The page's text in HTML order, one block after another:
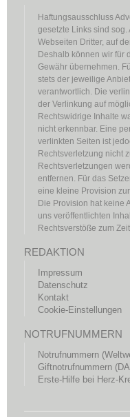
Haftungsausschluss
gesetzte Links sind
Webseiten Dritter, auf
Deshalb können wir für
Gewähr übernehmen.
stets der jeweilige
verantwortlich. Die
der Verlinkung auf
Rechtswidrige Inhalte
nicht erkennbar. Eine
verlinkten Seiten ist
Rechtsverletzung nicht
Rechtsverletzungen
entfernen. Für das
eine kleine Provision
Die Provision hat keine
uns veröffentlichten
Rechtsverstöße zum
REDAKTION
Impressum
Datenschutz
Kontakt
Cookie-Einstellungen
NOTRUFNUMMERN
Notrufnummern
Giftnotrufnummern
Erste-Hilfe bei Herz-